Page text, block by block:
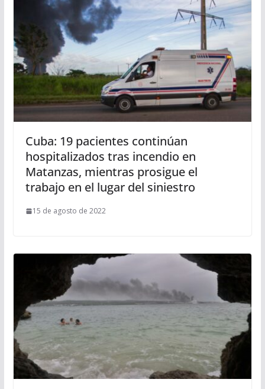
Cuba: 19 pacientes continúan
hospitalizados tras incendio en
Matanzas, mientras prosigue el
trabajo en el lugar del siniestro
15 de agosto de 2022